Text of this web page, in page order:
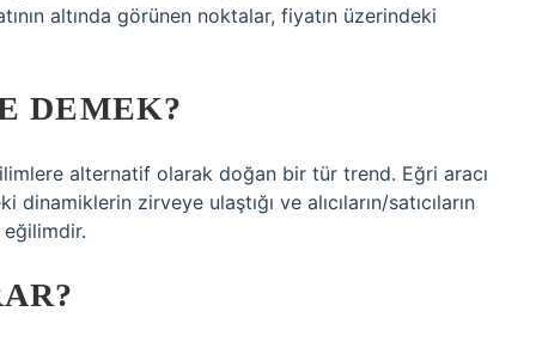
altında görünen noktalar, fiyatın üzerindeki
DEMEK?
alternatif olarak doğan bir tür trend. Eğri aracı
zirveye ulaştığı ve alıcıların/satıcıların